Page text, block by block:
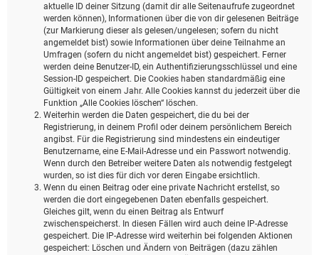
aktuelle ID deiner Sitzung (damit dir alle Seitenaufrufe zugeordnet
werden können), Informationen über die von dir gelesenen Beiträge
(zur Markierung dieser als gelesen/ungelesen; sofern du nicht
angemeldet bist) sowie Informationen über deine Teilnahme an
Umfragen (sofern du nicht angemeldet bist) gespeichert. Ferner
werden deine Benutzer-ID, ein Authentifizierungsschlüssel und eine
Session-ID gespeichert. Die Cookies haben standardmäßig eine
Gültigkeit von einem Jahr. Alle Cookies kannst du jederzeit über die
Funktion „Alle Cookies löschen“ löschen.
Weiterhin werden die Daten gespeichert, die du bei der
Registrierung, in deinem Profil oder deinem persönlichem Bereich
angibst. Für die Registrierung sind mindestens ein eindeutiger
Benutzername, eine E-Mail-Adresse und ein Passwort notwendig.
Wenn durch den Betreiber weitere Daten als notwendig festgelegt
wurden, so ist dies für dich vor deren Eingabe ersichtlich.
Wenn du einen Beitrag oder eine private Nachricht erstellst, so
werden die dort eingegebenen Daten ebenfalls gespeichert.
Gleiches gilt, wenn du einen Beitrag als Entwurf
zwischenspeicherst. In diesen Fällen wird auch deine IP-Adresse
gespeichert. Die IP-Adresse wird weiterhin bei folgenden Aktionen
gespeichert: Löschen und Ändern von Beiträgen (dazu zählen